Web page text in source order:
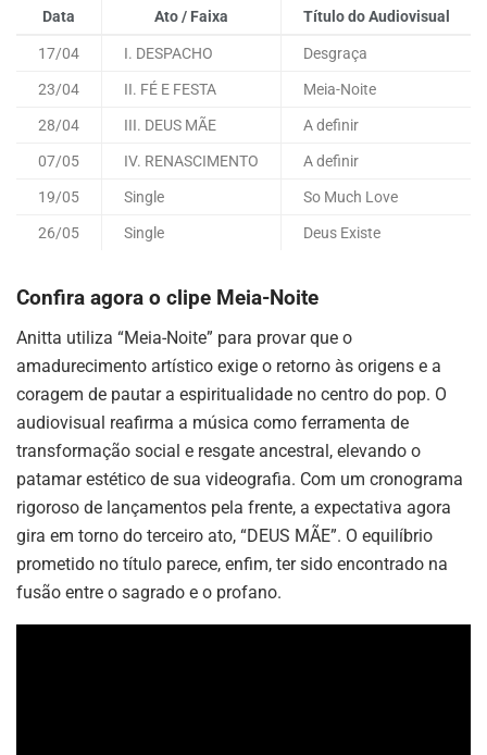
Data Ato / Faixa Título do Audiovisual
17/04 I. DESPACHO Desgraça
23/04 II. FÉ E FESTA Meia-Noite
28/04 III. DEUS MÃE A definir
07/05 IV. RENASCIMENTO A definir
19/05 Single So Much Love
26/05 Single Deus Existe
Confira agora o clipe Meia-Noite
Anitta utiliza “Meia-Noite” para provar que o
amadurecimento artístico exige o retorno às origens e a
coragem de pautar a espiritualidade no centro do pop. O
audiovisual reafirma a música como ferramenta de
transformação social e resgate ancestral, elevando o
patamar estético de sua videografia. Com um cronograma
rigoroso de lançamentos pela frente, a expectativa agora
gira em torno do terceiro ato, “DEUS MÃE”. O equilíbrio
prometido no título parece, enfim, ter sido encontrado na
fusão entre o sagrado e o profano.